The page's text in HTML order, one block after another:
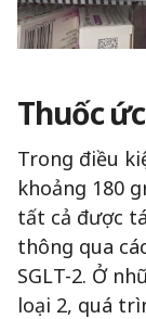
Thuốc
Trong điều
khoảng 180
tất cả được
thông qua
SGLT-2. Ở
loại 2, quá